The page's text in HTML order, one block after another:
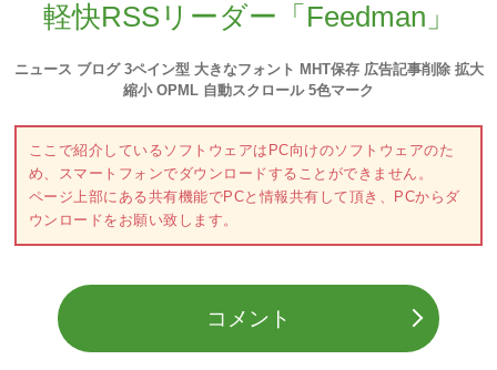
軽快RSSリーダー「Feedman」
ニュース ブログ 3ペイン型 大きなフォント MHT保存 広告記事削除 拡大
縮小 OPML 自動スクロール 5色マーク
ここで紹介しているソフトウェアはPC向けのソフトウェアのた
め、スマートフォンでダウンロードすることができません。
ページ上部にある共有機能でPCと情報共有して頂き、PCからダ
ウンロードをお願い致します。
コメント